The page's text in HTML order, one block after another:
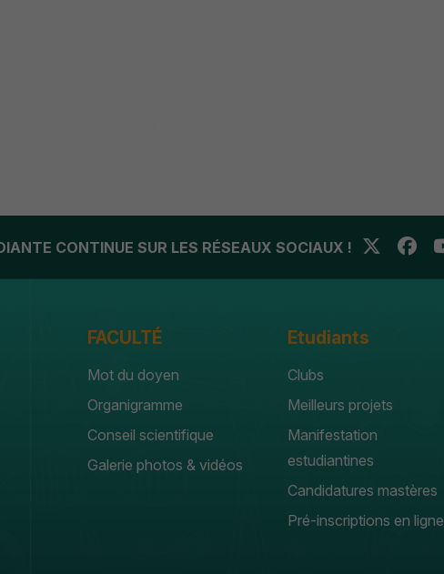
CONTINUE SUR LES RÉSEAUX SOCIAUX !
FACULTÉ
Mot du doyen
Organigramme
Conseil scientifique
Galerie photos & vidéos
Etudiants
Clubs
Meilleurs projets
Manifestation
estudiantines
Candidatures mastères
Pré-inscriptions en ligne